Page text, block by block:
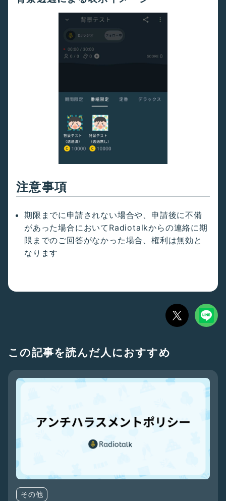
注意事項
期限までに申請されない場合や、申請後に不備
があった場合においてRadiotalkからの連絡に期
限までのご回答がなかった場合、権利は無効と
なります
この記事を読んだ人におすすめ
その他